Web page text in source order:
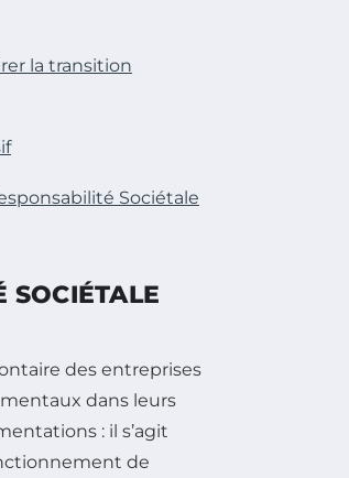
la transition
Sociétale
SOCIÉTALE
des entreprises
dans leurs
: il s’agit
de